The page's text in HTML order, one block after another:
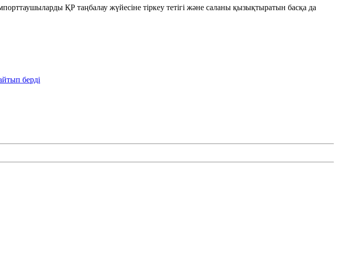
ҚР таңбалау жүйесіне тіркеу тетігі және саланы қызықтыратын басқа да
берді